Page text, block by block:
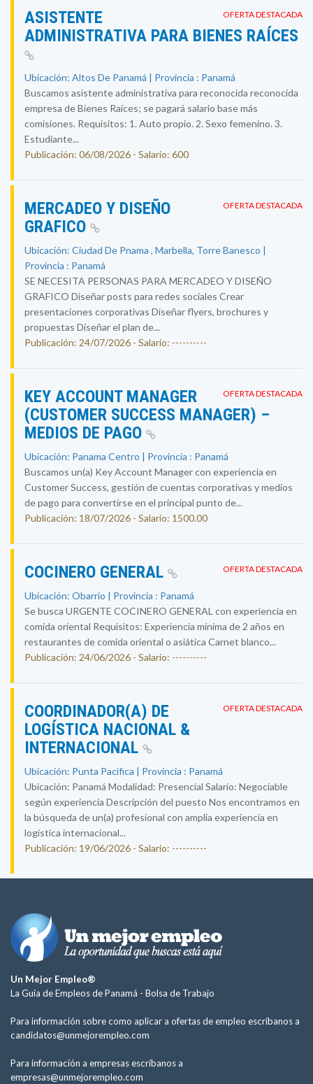
OFERTA DESTACADA
ASISTENTE
ADMINISTRATIVA PARA BIENES RAÍCES
Ubicación: Altos De Panamá | Provincia : Panamá
Buscamos asistente administrativa para reconocida reconocida
empresa de Bienes Raíces; se pagará salario base más
comisiones. Requisitos: 1. Auto propio. 2. Sexo femenino. 3.
Estudiante...
Publicación: 06/08/2026 - Salario: 600
OFERTA DESTACADA
MERCADEO Y DISEÑO
GRAFICO
Ubicación: Ciudad De Pnama , Marbella, Torre Banesco |
Provincia : Panamá
SE NECESITA PERSONAS PARA MERCADEO Y DISEÑO
GRAFICO Diseñar posts para redes sociales Crear
presentaciones corporativas Diseñar flyers, brochures y
propuestas Diseñar el plan de...
Publicación: 24/07/2026 - Salario: ----------
OFERTA DESTACADA
KEY ACCOUNT MANAGER
(CUSTOMER SUCCESS MANAGER) –
MEDIOS DE PAGO
Ubicación: Panama Centro | Provincia : Panamá
Buscamos un(a) Key Account Manager con experiencia en
Customer Success, gestión de cuentas corporativas y medios
de pago para convertirse en el principal punto de...
Publicación: 18/07/2026 - Salario: 1500.00
OFERTA DESTACADA
COCINERO GENERAL
Ubicación: Obarrio | Provincia : Panamá
Se busca URGENTE COCINERO GENERAL con experiencia en
comida oriental Requisitos: Experiencia mínima de 2 años en
restaurantes de comida oriental o asiática Carnet blanco...
Publicación: 24/06/2026 - Salario: ----------
OFERTA DESTACADA
COORDINADOR(A) DE
LOGÍSTICA NACIONAL &
INTERNACIONAL
Ubicación: Punta Pacifica | Provincia : Panamá
Ubicación: Panamá Modalidad: Presencial Salario: Negociable
según experiencia Descripción del puesto Nos encontramos en
la búsqueda de un(a) profesional con amplia experiencia en
logística internacional...
Publicación: 19/06/2026 - Salario: ----------
Un Mejor Empleo®
La Guía de Empleos de Panamá - Bolsa de Trabajo
Para información sobre como aplicar a ofertas de empleo escríbanos a
candidatos@unmejorempleo.com
Para información a empresas escríbanos a
empresas@unmejorempleo.com